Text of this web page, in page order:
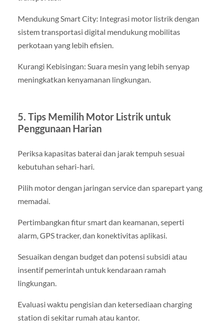
Mendukung Smart City: Integrasi motor listrik dengan
sistem transportasi digital mendukung mobilitas
perkotaan yang lebih efisien.
Kurangi Kebisingan: Suara mesin yang lebih senyap
meningkatkan kenyamanan lingkungan.
5. Tips Memilih Motor Listrik untuk
Penggunaan Harian
Periksa kapasitas baterai dan jarak tempuh sesuai
kebutuhan sehari-hari.
Pilih motor dengan jaringan service dan sparepart yang
memadai.
Pertimbangkan fitur smart dan keamanan, seperti
alarm, GPS tracker, dan konektivitas aplikasi.
Sesuaikan dengan budget dan potensi subsidi atau
insentif pemerintah untuk kendaraan ramah
lingkungan.
Evaluasi waktu pengisian dan ketersediaan charging
station di sekitar rumah atau kantor.